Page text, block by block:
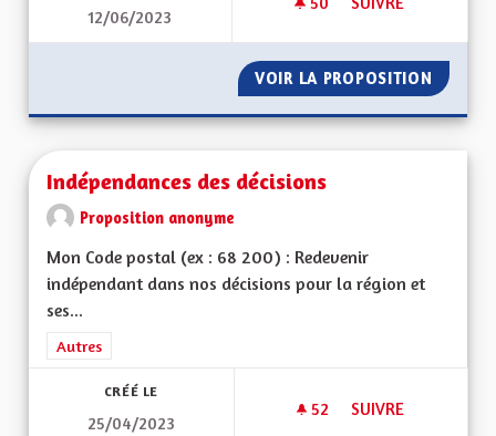
12/06/2023
VOIR LA PROPOSITION
Indépendances des décisions
Proposition anonyme
Mon Code postal (ex : 68 200) : Redevenir
indépendant dans nos décisions pour la région et
ses...
Filtrer les résultats de la catégorie : Autres
Autres
CRÉÉ LE
25/04/2023
52 52 ABONNÉS
SUIVRE